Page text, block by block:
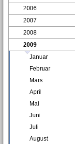
2006
2007
2008
2009
Januar
Februar
Mars
April
Mai
Juni
Juli
August